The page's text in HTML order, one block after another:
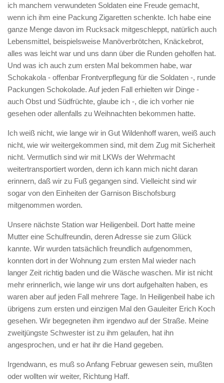
ich manchem verwundeten Soldaten eine Freude gemacht,
wenn ich ihm eine Packung Zigaretten schenkte. Ich habe eine
ganze Menge davon im Rucksack mitgeschleppt, natürlich auch
Lebensmittel, beispielsweise Manöverbrötchen, Knäckebrot,
alles was leicht war und uns dann über die Runden geholfen hat.
Und was ich auch zum ersten Mal bekommen habe, war
Schokakola - offenbar Frontverpflegung für die Soldaten -, runde
Packungen Schokolade. Auf jeden Fall erhielten wir Dinge -
auch Obst und Südfrüchte, glaube ich -, die ich vorher nie
gesehen oder allenfalls zu Weihnachten bekommen hatte.
Ich weiß nicht, wie lange wir in Gut Wildenhoff waren, weiß auch
nicht, wie wir weitergekommen sind, mit dem Zug mit Sicherheit
nicht. Vermutlich sind wir mit LKWs der Wehrmacht
weitertransportiert worden, denn ich kann mich nicht daran
erinnern, daß wir zu Fuß gegangen sind. Vielleicht sind wir
sogar von den Einheiten der Garnison Bischofsburg
mitgenommen worden.
Unsere nächste Station war Heiligenbeil. Dort hatte meine
Mutter eine Schulfreundin, deren Adresse sie zum Glück
kannte. Wir wurden tatsächlich freundlich aufgenommen,
konnten dort in der Wohnung zum ersten Mal wieder nach
langer Zeit richtig baden und die Wäsche waschen. Mir ist nicht
mehr erinnerlich, wie lange wir uns dort aufgehalten haben, es
waren aber auf jeden Fall mehrere Tage. In Heiligenbeil habe ich
übrigens zum ersten und einzigen Mal den Gauleiter Erich Koch
gesehen. Wir begegneten ihm irgendwo auf der Straße. Meine
zweitjüngste Schwester ist zu ihm gelaufen, hat ihn
angesprochen, und er hat ihr die Hand gegeben.
Irgendwann, es muß so Anfang Februar gewesen sein, mußten
oder wollten wir weiter, Richtung Haff.